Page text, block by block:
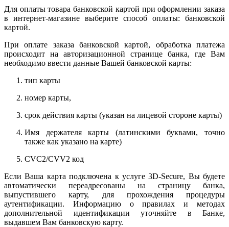
Для оплаты товара банковской картой при оформлении заказа
в интернет-магазине выберите способ оплаты: банковской
картой.
При оплате заказа банковской картой, обработка платежа
происходит на авторизационной странице банка, где Вам
необходимо ввести данные Вашей банковской карты:
тип карты
номер карты,
срок действия карты (указан на лицевой стороне карты)
Имя держателя карты (латинскими буквами, точно
также как указано на карте)
CVC2/CVV2 код
Если Ваша карта подключена к услуге 3D-Secure, Вы будете
автоматически переадресованы на страницу банка,
выпустившего карту, для прохождения процедуры
аутентификации. Информацию о правилах и методах
дополнительной идентификации уточняйте в Банке,
выдавшем Вам банковскую карту.